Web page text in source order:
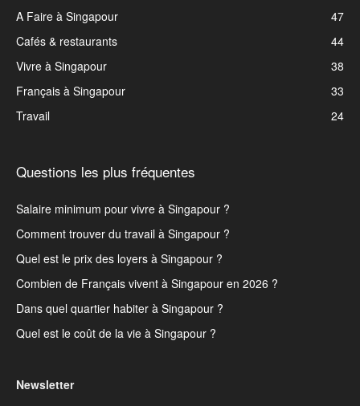
A Faire à Singapour
47
Cafés & restaurants
44
Vivre à Singapour
38
Français à Singapour
33
Travail
24
Questions les plus fréquentes
Salaire minimum pour vivre à Singapour ?
Comment trouver du travail à Singapour ?
Quel est le prix des loyers à Singapour ?
Combien de Français vivent à Singapour en 2026 ?
Dans quel quartier habiter à Singapour ?
Quel est le coût de la vie à Singapour ?
Newsletter